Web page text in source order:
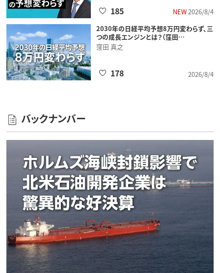
NEW2026/8/4
185
2030年の日経平均予想8万円変わらず、三
つの成長エンジンとは？（窪田…
窪田 真之
2026/8/4
178
バックナンバー